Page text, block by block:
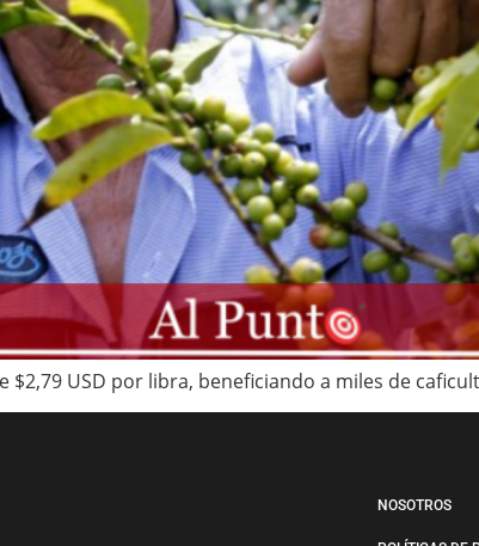
USD por libra, beneficiando a miles de
NOSOTROS